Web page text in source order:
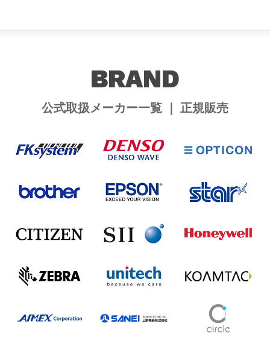
BRAND
公式取扱メーカー一覧 ｜ 正規販売